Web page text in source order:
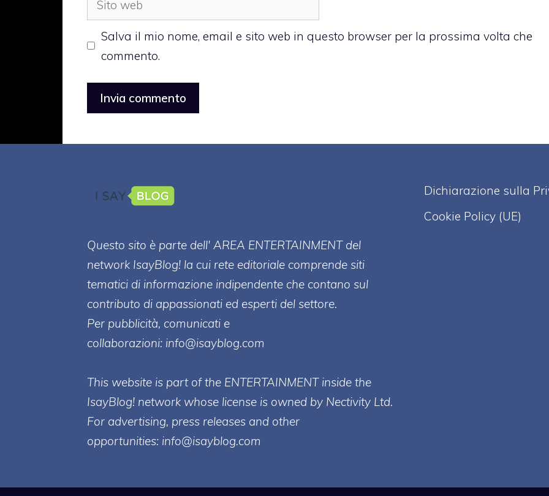
web
Salva il mio nome, email e sito web in questo browser per la prossima volta che
commento.
Questo sito è parte dell' AREA ENTERTAINMENT del
network IsayBlog! la cui rete editoriale comprende siti
tematici di informazione indipendente che contano sul
contributo di appassionati ed esperti del settore.
Per pubblicità, comunicati e
collaborazioni: info@isayblog.com
This website is part of the ENTERTAINMENT inside the
IsayBlog! network whose license is owned by Nectivity Ltd.
For advertising, press releases and other
opportunities: info@isayblog.com
Dichiarazione sulla
Cookie Policy (UE)